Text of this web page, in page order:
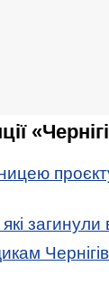
загинули